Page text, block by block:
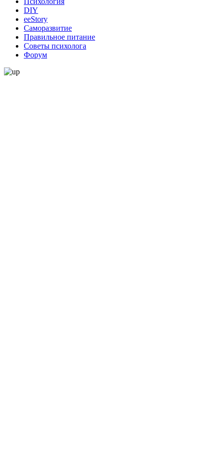
DIY
ееStory
Саморазвитие
Правильное питание
Советы психолога
Форум